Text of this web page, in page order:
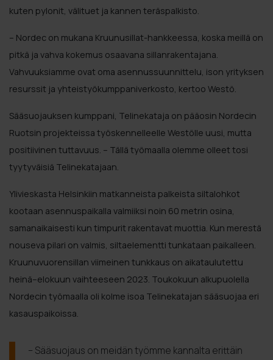
kuten pylonit, välituet ja kannen teräspalkisto.
– Nordec on mukana Kruunusillat-hankkeessa, koska meillä on
pitkä ja vahva kokemus osaavana sillanrakentajana.
Vahvuuksiamme ovat oma asennussuunnittelu, ison yrityksen
resurssit ja yhteistyökumppaniverkosto, kertoo Westö.
Sääsuojauksen kumppani, Telinekataja on pääosin Nordecin
Ruotsin projekteissa työskennelleelle Westölle uusi, mutta
positiivinen tuttavuus. – Tällä työmaalla olemme olleet tosi
tyytyväisiä Telinekatajaan.
Ylivieskasta Helsinkiin matkanneista palkeista siltalohkot
kootaan asennuspaikalla valmiiksi noin 60 metrin osina,
samanaikaisesti kun timpurit rakentavat muottia. Kun merestä
nouseva pilari on valmis, siltaelementti tunkataan paikalleen.
Kruunuvuorensillan viimeinen tunkkaus on aikataulutettu
heinä–elokuun vaihteeseen 2023. Toukokuun alkupuolella
Nordecin työmaalla oli kolme isoa Telinekatajan sääsuojaa eri
kasauspaikoissa.
– Sääsuojaus on meidän työmme kannalta erittäin